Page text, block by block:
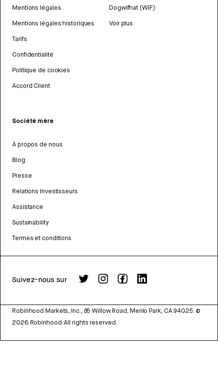
Mentions légales
Mentions légales historiques
Tarifs
Confidentialité
Politique de cookies
Accord Client
Dogwifhat (WIF)
Voir plus
Société mère
À propos de nous
Blog
Presse
Relations Investisseurs
Assistance
Sustainability
Termes et conditions
Suivez-nous sur
Robinhood Markets, Inc., 85 Willow Road, Menlo Park, CA 94025. ©
2026 Robinhood. All rights reserved.